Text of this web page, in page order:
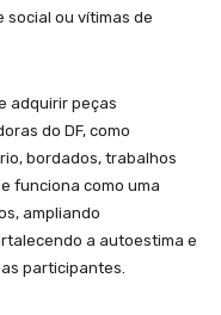
social ou vítimas de
adquirir peças
do DF, como
bordados, trabalhos
funciona como uma
ampliando
a autoestima e
participantes.